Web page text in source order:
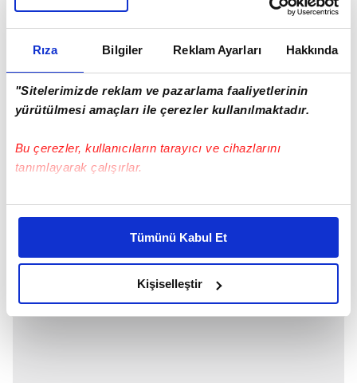
Rıza Bilgiler Reklam Ayarları Hakkında
"Sitelerimizde reklam ve pazarlama faaliyetlerinin
yürütülmesi amaçları ile çerezler kullanılmaktadır.
Bu çerezler, kullanıcıların tarayıcı ve cihazlarını
tanımlayarak çalışırlar.
Bu çerezlere izin vermeniz halinde sizlere özel
daha iyi reklam deneyimi yaşatabiliriz. Bunu yaparken
amacımızın size daha iyi bir reklam deneyimi sunmak
olduğunu ve sizlere en iyi içerikleri sunabilmek adına
elimizden gelen çabayı gösterdiğimizi ve bu noktada,
reklamların maliyetlerimizi karşılamak noktasında tek gelir
Tümünü Kabul Et
Kişiselleştir
arkadaşı... Hep yapıcı, hep pozitif. İnanılmaz
güzel bir eşim var. Mesut kızlarına aşık ve
düşkün bir baba. İnce ruhlu bir erkek. Ayrıca çok
dürüst. Pat pat her şeyi söyler.